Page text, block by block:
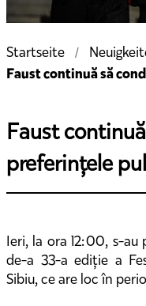
Startseite
Faust continuă să
Faust
preferințele
Ieri, la ora 12:00, s-au
de-a 33-a ediție a
Sibiu, ce are loc în